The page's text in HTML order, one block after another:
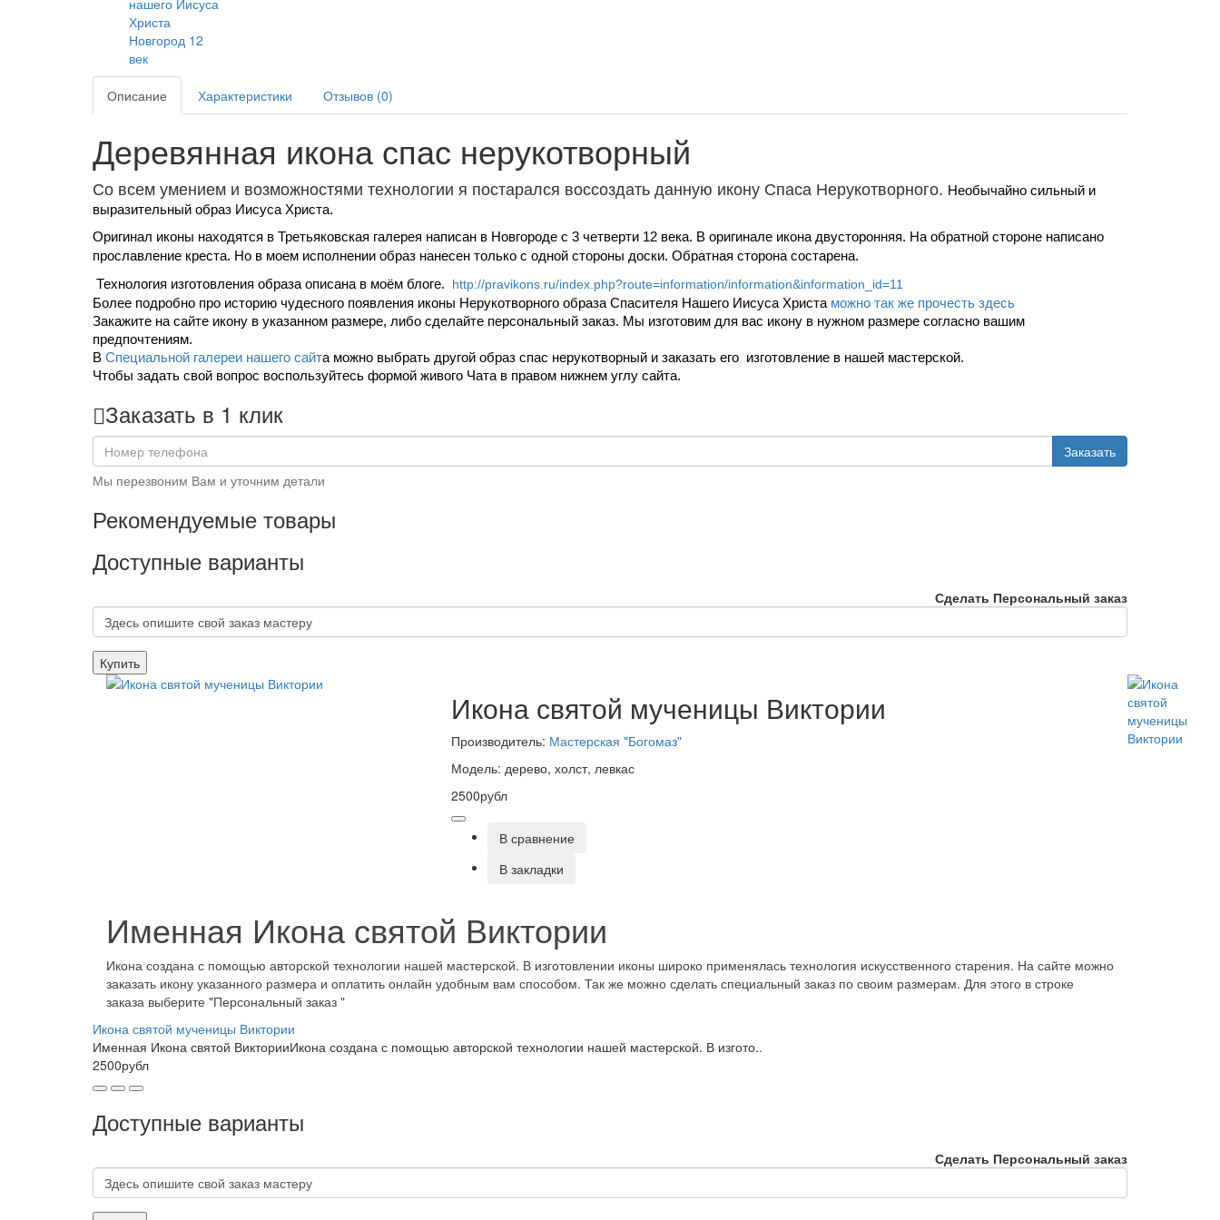
Описание Характеристики Отзывов (0)
Деревянная икона спас нерукотворный
Со всем умением и возможностями технологии я постарался воссоздать данную икону Спаса Нерукотворного. Необычайно сильный и
выразительный образ Иисуса Христа.
Оригинал иконы находятся в Третьяковская галерея написан в Новгороде с 3 четверти 12 века. В оригинале икона двусторонняя. На обратной стороне написано
прославление креста. Но в моем исполнении образ нанесен только с одной стороны доски. Обратная сторона состарена.
Технология изготовления образа описана в моём блоге.
http://pravikons.ru/index.php?route=information/information&information_id=11
Более подробно про историю чудесного появления иконы Нерукотворного образа Спасителя Нашего Иисуса Христа можно так же прочесть здесь
Закажите на сайте икону в указанном размере, либо сделайте персональный заказ. Мы изготовим для вас икону в нужном размере согласно вашим
предпочтениям.
В Специальной галереи нашего сайта можно выбрать другой образ спас нерукотворный и заказать его изготовление в нашей мастерской.
Чтобы задать свой вопрос воспользуйтесь формой живого Чата в правом нижнем углу сайта.
Заказать в 1 клик
Заказать
Мы перезвоним Вам и уточним детали
Рекомендуемые товары
Доступные варианты
Сделать Персональный заказ
Купить
Икона святой мученицы Виктории
Производитель: Мастерская "Богомаз"
Модель: дерево, холст, левкас
2500рубл
В сравнение
В закладки
Именная Икона святой Виктории
Икона создана с помощью авторской технологии нашей мастерской. В изготовлении иконы широко применялась технология искусственного старения. На сайте можно
заказать икону указанного размера и оплатить онлайн удобным вам способом. Так же можно сделать специальный заказ по своим размерам. Для этого в строке
заказа выберите "Персональный заказ "
Икона святой мученицы Виктории
Именная Икона святой ВикторииИкона создана с помощью авторской технологии нашей мастерской. В изгото..
2500рубл
Доступные варианты
Сделать Персональный заказ